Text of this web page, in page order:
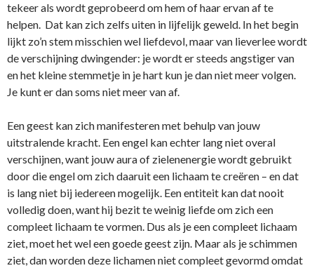
tekeer als wordt geprobeerd om hem of haar ervan af te
helpen. Dat kan zich zelfs uiten in lijfelijk geweld. In het begin
lijkt zo’n stem misschien wel liefdevol, maar van lieverlee wordt
de verschijning dwingender: je wordt er steeds angstiger van
en het kleine stemmetje in je hart kun je dan niet meer volgen.
Je kunt er dan soms niet meer van af.
Een geest kan zich manifesteren met behulp van jouw
uitstralende kracht. Een engel kan echter lang niet overal
verschijnen, want jouw aura of zielenenergie wordt gebruikt
door die engel om zich daaruit een lichaam te creëren – en dat
is lang niet bij iedereen mogelijk. Een entiteit kan dat nooit
volledig doen, want hij bezit te weinig liefde om zich een
compleet lichaam te vormen. Dus als je een compleet lichaam
ziet, moet het wel een goede geest zijn. Maar als je schimmen
ziet, dan worden deze lichamen niet compleet gevormd omdat